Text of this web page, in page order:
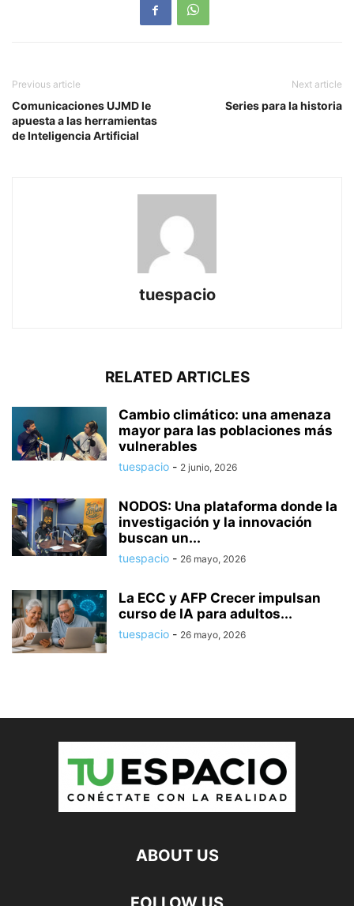
Previous article
Comunicaciones UJMD le
apuesta a las herramientas
de Inteligencia Artificial
Next article
Series para la historia
tuespacio
RELATED ARTICLES
Cambio climático: una amenaza
mayor para las poblaciones más
vulnerables
tuespacio - 2 junio, 2026
NODOS: Una plataforma donde la
investigación y la innovación
buscan un...
tuespacio - 26 mayo, 2026
La ECC y AFP Crecer impulsan
curso de IA para adultos...
tuespacio - 26 mayo, 2026
ABOUT US